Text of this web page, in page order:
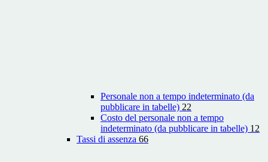
Personale non a tempo indeterminato (da
pubblicare in tabelle) 22
Costo del personale non a tempo
indeterminato (da pubblicare in tabelle) 12
Tassi di assenza 66